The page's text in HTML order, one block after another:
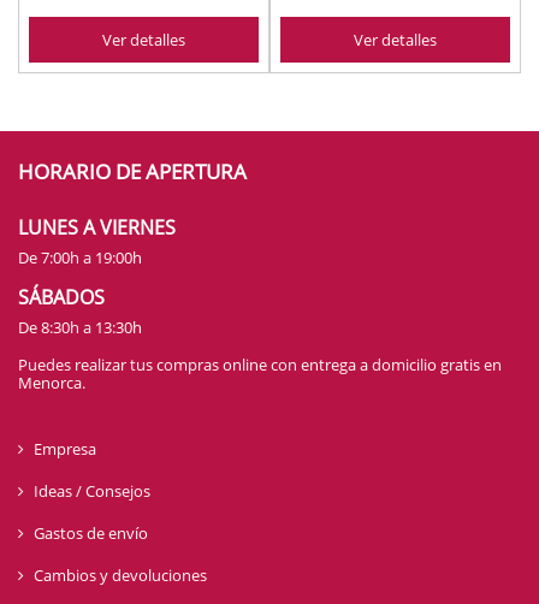
Ver detalles Ver detalles
HORARIO DE APERTURA
LUNES A VIERNES
De 7:00h a 19:00h
SÁBADOS
De 8:30h a 13:30h
Puedes realizar tus compras online con entrega a domicilio gratis en
Menorca.
Empresa
Ideas / Consejos
Gastos de envío
Cambios y devoluciones